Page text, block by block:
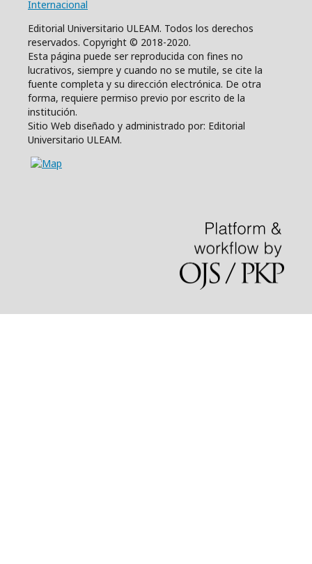
Internacional
Editorial Universitario ULEAM. Todos los derechos
reservados. Copyright © 2018-2020.
Esta página puede ser reproducida con fines no
lucrativos, siempre y cuando no se mutile, se cite la
fuente completa y su dirección electrónica. De otra
forma, requiere permiso previo por escrito de la
institución.
Sitio Web diseñado y administrado por: Editorial
Universitario ULEAM.